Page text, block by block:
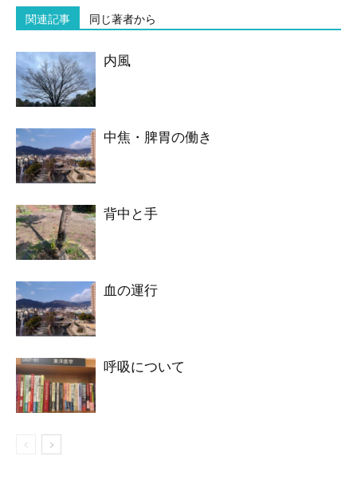
関連記事 同じ著者から
内風
中焦・脾胃の働き
背中と手
血の運行
呼吸について